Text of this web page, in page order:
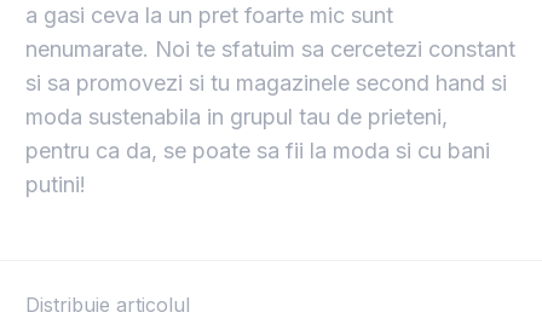
a gasi ceva la un pret foarte mic sunt
nenumarate. Noi te sfatuim sa cercetezi constant
si sa promovezi si tu magazinele second hand si
moda sustenabila in grupul tau de prieteni,
pentru ca da, se poate sa fii la moda si cu bani
putini!
Distribuie articolul